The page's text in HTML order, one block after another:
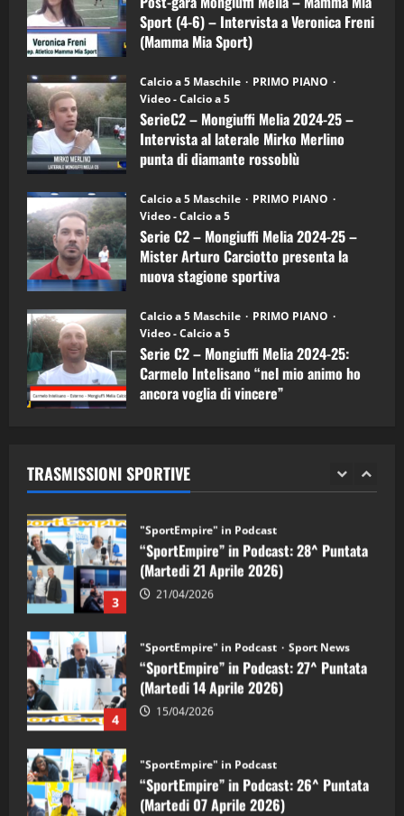
–
Mamma
Mia
Sport
6)
–
Intervista
a
mister
Arturo
Carciotto
(Mongiuffi
Sport (4-6) – Intervista a Veronica Freni
(Mamma Mia Sport)
Calcio a 5 Maschile
PRIMO PIANO
Video - Calcio a 5
SerieC2 – Mongiuffi Melia 2024-25 –
Intervista al laterale Mirko Merlino
punta di diamante rossoblù
Calcio a 5 Maschile
PRIMO PIANO
Video - Calcio a 5
Serie C2 – Mongiuffi Melia 2024-25 –
Mister Arturo Carciotto presenta la
nuova stagione sportiva
Calcio a 5 Maschile
PRIMO PIANO
Video - Calcio a 5
Serie C2 – Mongiuffi Melia 2024-25:
Carmelo Intelisano “nel mio animo ho
ancora voglia di vincere”
TRASMISSIONI SPORTIVE
3 21/04/2026
4
“SportEmpire” in Podcast: 27^ Puntata
(Martedi 14 Aprile 2026)
15/04/2026
5
“SportEmpire” in Podcast: 26^ Puntata
(Martedi 07 Aprile 2026)
08/04/2026
1
“SportEmpire” in Podcast: 30^ Puntata
(Martedi 05 Maggio 2026)
08/05/2026
2 28/04/2026
3
"SportEmpire" in Podcast
“SportEmpire” in Podcast: 28^ Puntata
(Martedi 21 Aprile 2026)
21/04/2026
4
"SportEmpire" in Podcast Sport News
“SportEmpire” in Podcast: 27^ Puntata
(Martedi 14 Aprile 2026)
15/04/2026
"SportEmpire" in Podcast
“SportEmpire” in Podcast: 26^ Puntata
(Martedi 07 Aprile 2026)